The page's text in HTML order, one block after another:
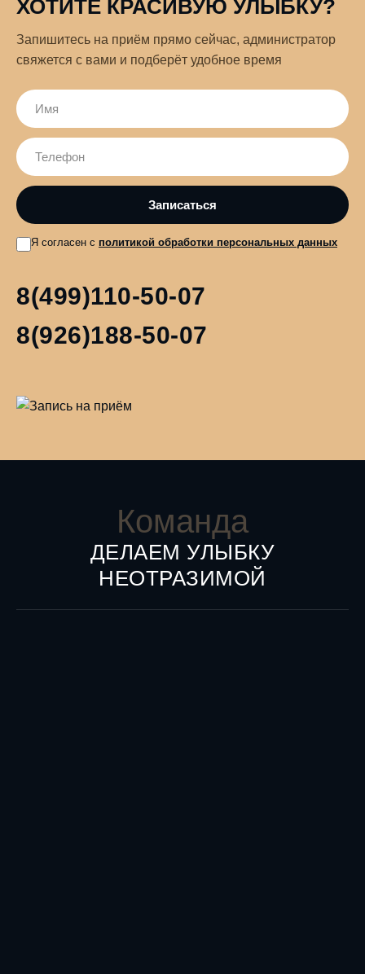
ХОТИТЕ КРАСИВУЮ УЛЫБКУ?
Запишитесь на приём прямо сейчас, администратор
свяжется с вами и подберёт удобное время
Я согласен с политикой обработки персональных данных
8(499)110-50-07
8(926)188-50-07
ДЕЛАЕМ УЛЫБКУ
НЕОТРАЗИМОЙ
Команда